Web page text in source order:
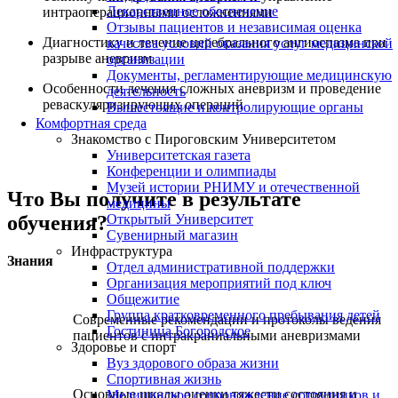
Лекарственное обеспечение
Отзывы пациентов и независимая оценка
качества условий оказания услуг медицинской
организации
Документы, регламентирующие медицинскую
деятельность
Вышестоящие и контролирующие органы
Комфортная среда
Знакомство с Пироговским Университетом
Университетская газета
Конференции и олимпиады
Музей истории РНИМУ и отечественной
медицины
Открытый Университет
Сувенирный магазин
Инфраструктура
Отдел административной поддержки
Организация мероприятий под ключ
Общежитие
Группа кратковременного пребывания детей
Гостиница Богородское
Здоровье и спорт
Вуз здорового образа жизни
Спортивная жизнь
Медицинское сопровождение сотрудников и
интраоперационными осложнениями
Диагностику и лечение церебрального ангиоспазма при
разрыве аневризм
Особенности лечения сложных аневризм и проведение
реваскуляризирующих операций
Что Вы получите в результате
обучения?
Знания
Современные рекомендации и протоколы ведения
пациентов с интракраниальными аневризмами
Основные шкалы оценки тяжести состояния и